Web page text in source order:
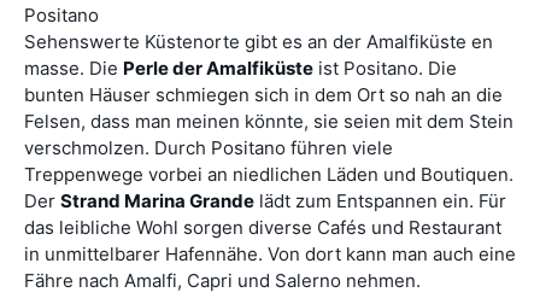
Positano
Sehenswerte Küstenorte gibt es an der Amalfiküste en
masse. Die Perle der Amalfiküste ist Positano. Die
bunten Häuser schmiegen sich in dem Ort so nah an die
Felsen, dass man meinen könnte, sie seien mit dem Stein
verschmolzen. Durch Positano führen viele
Treppenwege vorbei an niedlichen Läden und Boutiquen.
Der Strand Marina Grande lädt zum Entspannen ein. Für
das leibliche Wohl sorgen diverse Cafés und Restaurant
in unmittelbarer Hafennähe. Von dort kann man auch eine
Fähre nach Amalfi, Capri und Salerno nehmen.